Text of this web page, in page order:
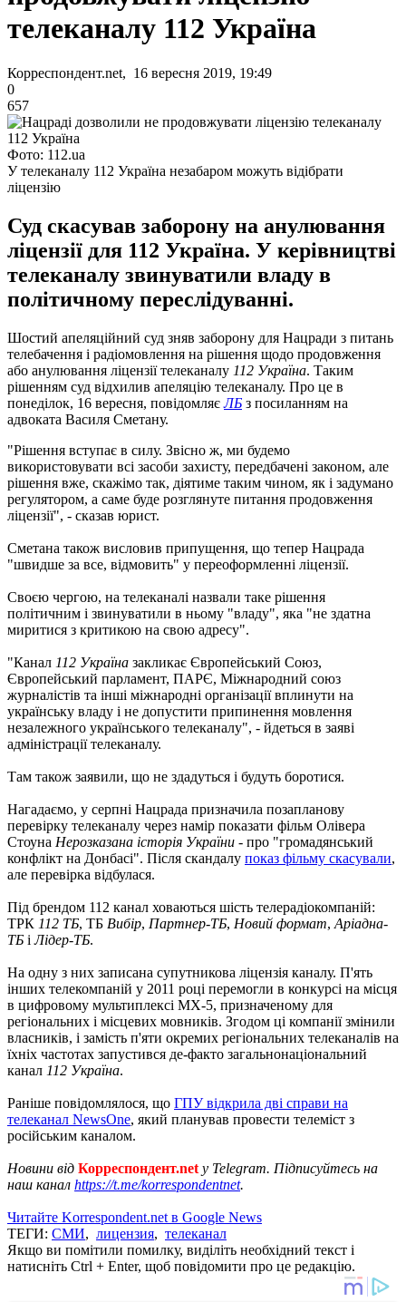
телеканалу 112 Україна
Корреспондент.net, 16 вересня 2019, 19:49
0
657
Фото: 112.ua
У телеканалу 112 Україна незабаром можуть відібрати
ліцензію
Суд скасував заборону на анулювання
ліцензії для 112 Україна. У керівництві
телеканалу звинуватили владу в
політичному переслідуванні.
Шостий апеляційний суд зняв заборону для Нацради з питань
телебачення і радіомовлення на рішення щодо продовження
або анулювання ліцензії телеканалу 112 Україна. Таким
рішенням суд відхилив апеляцію телеканалу. Про це в
понеділок, 16 вересня, повідомляєЛБ з посиланням на
адвоката Василя Сметану.
"Рішення вступає в силу. Звісно ж, ми будемо
використовувати всі засоби захисту, передбачені законом, але
рішення вже, скажімо так, діятиме таким чином, як і задумано
регулятором, а саме буде розглянуте питання продовження
ліцензії", - сказав юрист.
Сметана також висловив припущення, що тепер Нацрада
"швидше за все, відмовить" у переоформленні ліцензії.
Своєю чергою, на телеканалі назвали таке рішення
політичним і звинуватили в ньому "владу", яка "не здатна
миритися з критикою на свою адресу".
"Канал 112 Україна закликає Європейський Союз,
Європейський парламент, ПАРЄ, Міжнародний союз
журналістів та інші міжнародні організації вплинути на
українську владу і не допустити припинення мовлення
незалежного українського телеканалу", - йдеться в заяві
адміністрації телеканалу.
Там також заявили, що не здадуться і будуть боротися.
Нагадаємо, у серпні Нацрада призначила позапланову
перевірку телеканалу через намір показати фільм Олівера
Стоуна Нерозказана історія України - про "громадянський
конфлікт на Донбасі". Після скандалу показ фільму скасували,
але перевірка відбулася.
Під брендом 112 канал ховаються шість телерадіокомпаній:
ТРК 112 ТБ, ТБ Вибір, Партнер-ТБ, Новий формат, Аріадна-
ТБ іЛідер-ТБ.
На одну з них записана супутникова ліцензія каналу. П'ять
інших телекомпаній у 2011 році перемогли в конкурсі на місця
в цифровому мультиплексі МХ-5, призначеному для
регіональних і місцевих мовників. Згодом ці компанії змінили
власників, і замість п'яти окремих регіональних телеканалів на
їхніх частотах запустився де-факто загальнонаціональний
канал 112 Україна.
Раніше повідомлялося, що ГПУ відкрила дві справи на
телеканал NewsOne, який планував провести телеміст з
російським каналом.
Новини від Корреспондент.net у Telegram. Підписуйтесь на
наш канал https://t.me/korrespondentnet.
Читайте Korrespondent.net в Google News
ТЕГИ: СМИ, лицензия, телеканал
Якщо ви помітили помилку, виділіть необхідний текст і
натисніть Ctrl + Enter, щоб повідомити про це редакцію.